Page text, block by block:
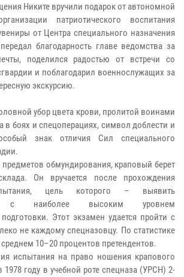
Никите вручили подарок от автономной
патриотического воспитания
от Центра специального назначения
благодарность главе ведомства за
поделился радостью от встречи со
и поблагодарил военнослужащих за
экскурсию.
убор цвета крови, пролитой воинами
в боях и спецоперациях, символ доблести и
знак отличия Сил специального
предметов обмундирования, краповый берет
Он вручается после прохождения
цель которого – выявить
с наиболее высоким уровнем
Этот экзамен удается пройти с
не каждому спецназовцу. По статистике
10–20 процентов претендентов.
испытания на право ношения крапового
1978 году в учебной роте спецназа (УРСН) 2-